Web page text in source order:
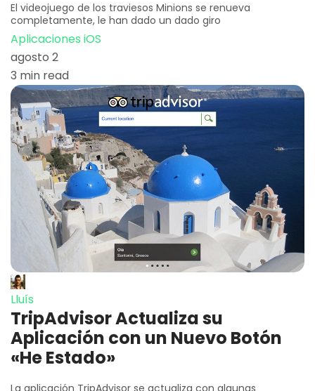
El videojuego de los traviesos Minions se renueva
completamente, le han dado un dado giro
Aplicaciones iOS
agosto 2
3 min read
Lluís
TripAdvisor Actualiza su
Aplicación con un Nuevo Botón
«He Estado»
La aplicación TripAdvisor se actualiza con algunas